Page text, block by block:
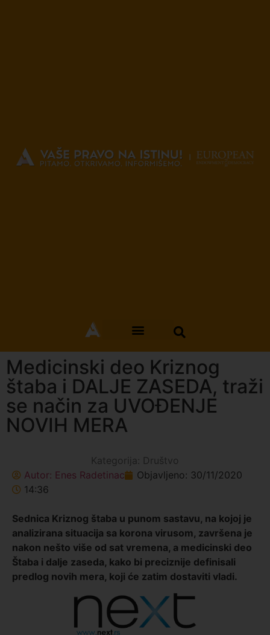
Medicinski deo Kriznog
štaba i DALJE ZASEDA, traži
se način za UVOĐENJE
NOVIH MERA
Kategorija: Društvo
Autor: Enes Radetinac Objavljeno: 30/11/2020
14:36
Sednica Kriznog štaba u punom sastavu, na kojoj je
analizirana situacija sa korona virusom, završena je
nakon nešto više od sat vremena, a medicinski deo
Štaba i dalje zaseda, kako bi preciznije definisali
predlog novih mera, koji će zatim dostaviti vladi.